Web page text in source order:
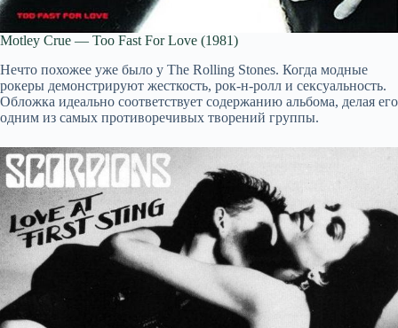
Motley Crue — Too Fast For Love (1981)
Нечто похожее уже было у The Rolling Stones. Когда модные
рокеры демонстрируют жесткость, рок-н-ролл и сексуальность.
Обложка идеально соответствует содержанию альбома, делая его
одним из самых противоречивых творений группы.